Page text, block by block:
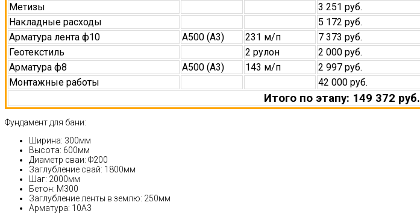
Метизы
3 251 руб.
Накладные расходы
5 172 руб.
Арматура лента ф10
А500 (А3) 231 м/п
7 373 руб.
Геотекстиль
2 рулон
2 000 руб.
Арматура ф8
А500 (А3) 143 м/п
2 997 руб.
Монтажные работы
42 000 руб.
Итого по этапу: 149 372 руб.
Фундамент для бани:
Ширина: 300мм
Высота: 600мм
Диаметр сваи: Ф200
Заглубление свай: 1800мм
Шаг: 2000мм
Бетон: М300
Заглубление ленты в землю: 250мм
Арматура: 10А3